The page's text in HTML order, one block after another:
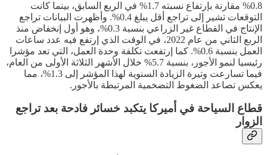
0.8% مقارنة بإرتفاع نسبته 1.7% في الربع السابق، بينما كانت
التوقعات تشير إلى تراجع أقل يبلغ 0.4%. وأظهرت البيانات تراجع
الإنتاج في القطاع غير الزراعي بنسبة 0.3%، وهو أول إنخفاض منذ
الربع الثاني من عام 2022، في الوقت الذي إرتفع فيه عدد ساعات
العمل بنسبة 0.6%. كما إرتفعت تكلفة وحدة العمل، التي تعد مؤشرا
رئيسيا لنمو الأجور، بنسبة 5.7% خلال الأشهر الثلاثة الأولى من العام،
فيما تسارعت وتيرة الزيادة السنوية لهذا المؤشر إلى 1.3%، مما
يعكس تصاعد الضغوط التضخمية المرتبطة بالأجور.
قطاع السياحة في أميركا يتكبد خسائر فادحة بعد تراجع
الزوار